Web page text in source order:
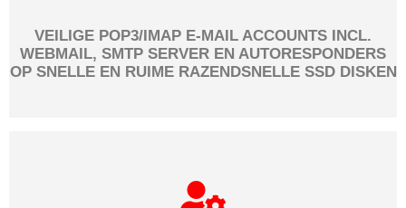
VEILIGE POP3/IMAP E-MAIL ACCOUNTS INCL.
WEBMAIL, SMTP SERVER EN AUTORESPONDERS
OP SNELLE EN RUIME RAZENDSNELLE SSD DISKEN